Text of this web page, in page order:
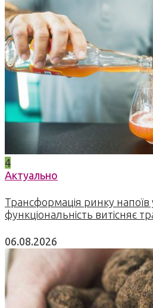
4
Актуально
Трансформація ринку напоїв
функціональність витісняє
06.08.2026